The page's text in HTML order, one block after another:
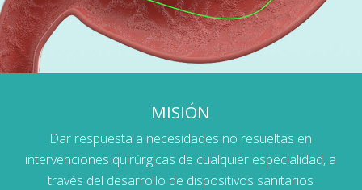
MISIÓN
Dar respuesta a necesidades no resueltas en
intervenciones quirúrgicas de cualquier especialidad, a
través del desarrollo de dispositivos sanitarios